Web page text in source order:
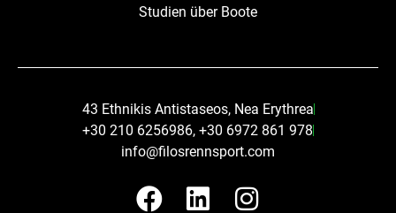
Studien über Boote
43 Ethnikis Antistaseos, Nea Erythrea
+30 210 6256986, +30 6972 861 978
info@filosrennsport.com
F
L
I